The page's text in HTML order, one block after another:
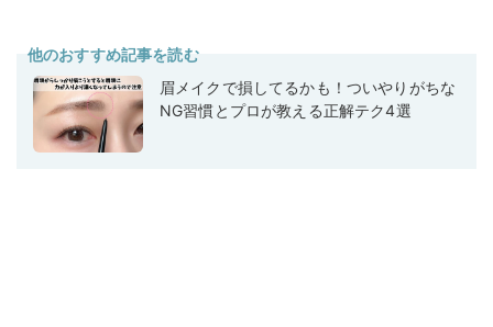
他のおすすめ記事を読む
眉メイクで損してるかも！ついやりがちな
NG習慣とプロが教える正解テク4選